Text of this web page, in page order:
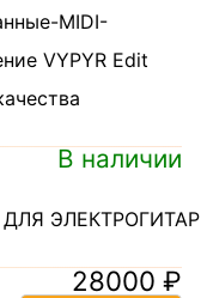
28000 ₽
MIDI-
VYPYR Edit
В наличии
ЭЛЕКТРОГИТАР